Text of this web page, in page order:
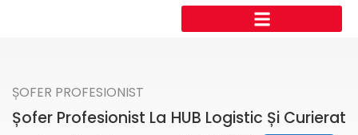
ȘOFER PROFESIONIST
Șofer Profesionist La HUB Logistic Și Curierat